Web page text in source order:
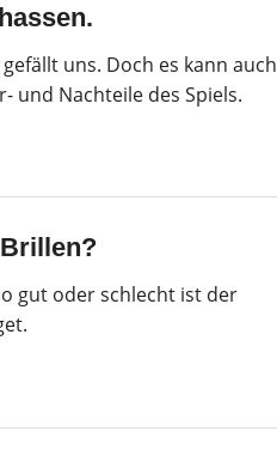
uns. Doch es kann auch
und Nachteile des Spiels.
gut oder schlecht ist der